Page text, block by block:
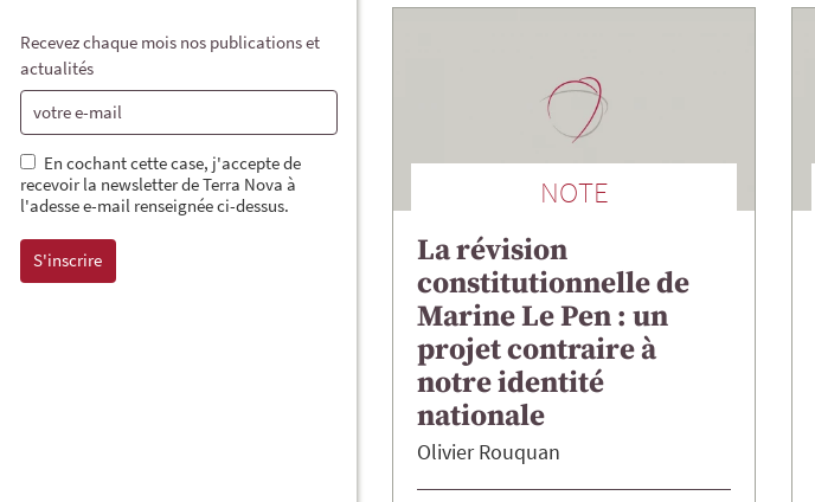
Recevez chaque mois nos publications et
actualités
En cochant cette case, j'accepte de
recevoir la newsletter de Terra Nova à
l'adesse e-mail renseignée ci-dessus.
NOTE
La révision
constitutionnelle de
Marine Le Pen : un
projet contraire à
notre identité
nationale
Olivier Rouquan